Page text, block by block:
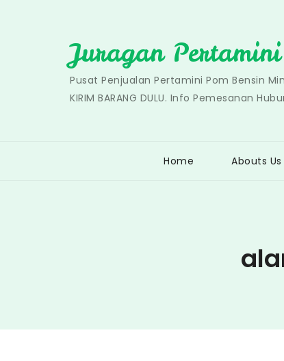
Juragan Pertamini
Pusat Penjualan Pertamini Pom Bensin
KIRIM BARANG DULU. Info Pemesanan
Home Abouts Us